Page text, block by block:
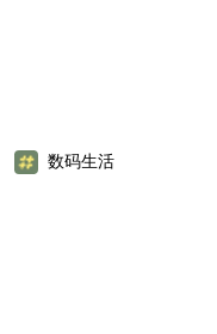
数码生活